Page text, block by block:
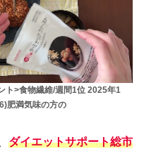
ト>食物繊維/週間1位 2025年1
肥満気味の方の
ダイエットサポート総市